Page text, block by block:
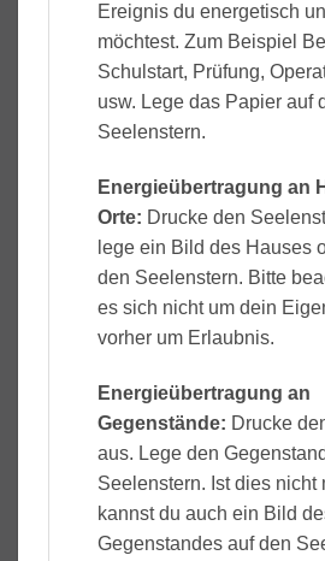
Ereignis du energetisch
möchtest. Zum Beispiel
Schulstart, Prüfung,
usw. Lege das Papier auf
Seelenstern.
Energieübertragung an
Orte: Drucke den
lege ein Bild des Hauses
den Seelenstern. Bitte
es sich nicht um dein
vorher um Erlaubnis.
Energieübertragung an
Gegenstände: Drucke
aus. Lege den
Seelenstern. Ist dies nicht
kannst du auch ein Bild
Gegenstandes auf den